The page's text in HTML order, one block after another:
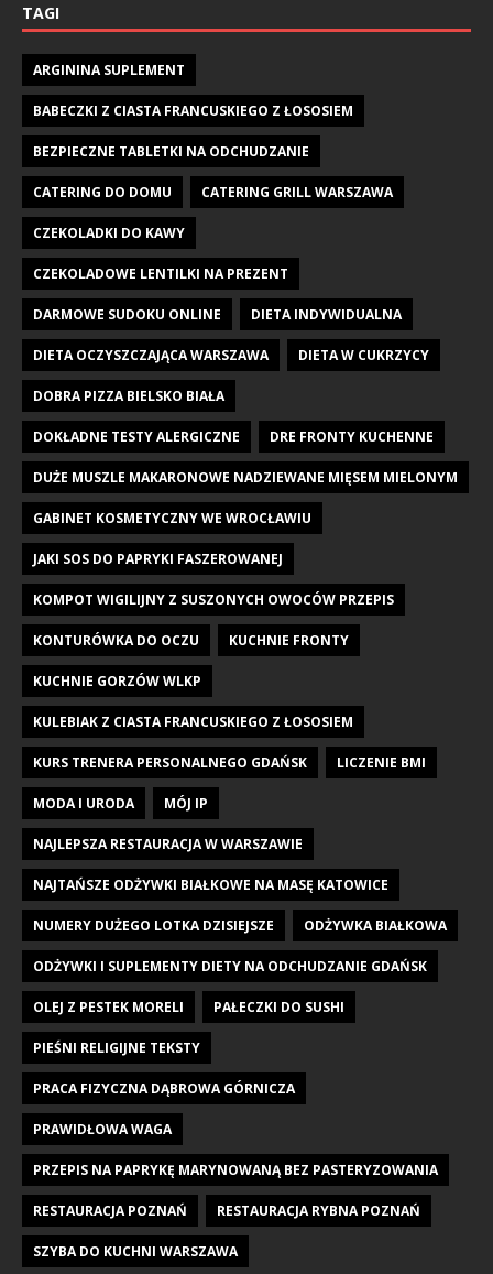
TAGI
ARGININA SUPLEMENT
BABECZKI Z CIASTA FRANCUSKIEGO Z ŁOSOSIEM
BEZPIECZNE TABLETKI NA ODCHUDZANIE
CATERING DO DOMU CATERING GRILL WARSZAWA
CZEKOLADKI DO KAWY
CZEKOLADOWE LENTILKI NA PREZENT
DARMOWE SUDOKU ONLINE DIETA INDYWIDUALNA
DIETA OCZYSZCZAJĄCA WARSZAWA DIETA W CUKRZYCY
DOBRA PIZZA BIELSKO BIAŁA
DOKŁADNE TESTY ALERGICZNE DRE FRONTY KUCHENNE
DUŻE MUSZLE MAKARONOWE NADZIEWANE MIĘSEM MIELONYM
GABINET KOSMETYCZNY WE WROCŁAWIU
JAKI SOS DO PAPRYKI FASZEROWANEJ
KOMPOT WIGILIJNY Z SUSZONYCH OWOCÓW PRZEPIS
KONTURÓWKA DO OCZU KUCHNIE FRONTY
KUCHNIE GORZÓW WLKP
KULEBIAK Z CIASTA FRANCUSKIEGO Z ŁOSOSIEM
KURS TRENERA PERSONALNEGO GDAŃSK LICZENIE BMI
MODA I URODA MÓJ IP
NAJLEPSZA RESTAURACJA W WARSZAWIE
NAJTAŃSZE ODŻYWKI BIAŁKOWE NA MASĘ KATOWICE
NUMERY DUŻEGO LOTKA DZISIEJSZE ODŻYWKA BIAŁKOWA
ODŻYWKI I SUPLEMENTY DIETY NA ODCHUDZANIE GDAŃSK
OLEJ Z PESTEK MORELI PAŁECZKI DO SUSHI
PIEŚNI RELIGIJNE TEKSTY
PRACA FIZYCZNA DĄBROWA GÓRNICZA
PRAWIDŁOWA WAGA
PRZEPIS NA PAPRYKĘ MARYNOWANĄ BEZ PASTERYZOWANIA
RESTAURACJA POZNAŃ RESTAURACJA RYBNA POZNAŃ
SZYBA DO KUCHNI WARSZAWA